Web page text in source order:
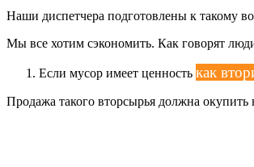
Наши диспетчера подготовлены к такому
Мы все хотим сэкономить. Как говорят
Если мусор имеет ценность как
Продажа такого вторсырья должна